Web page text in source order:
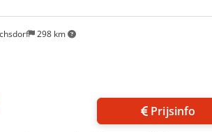
298 km
Prijsinfo